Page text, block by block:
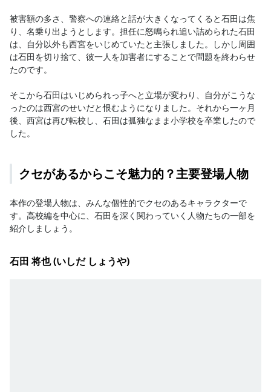
被害額の多さ、警察への連絡と話が大きくなってくると石田は焦
り、名乗り出ようとします。担任に怒鳴られ追い詰められた石田
は、自分以外も西宮をいじめていたと主張しました。しかし周囲
は石田を切り捨て、彼一人を加害者にすることで問題を終わらせ
たのです。
そこから石田はいじめられっ子へと立場が変わり、自分がこうな
ったのは西宮のせいだと恨むようになりました。それから一ヶ月
後、西宮は再び転校し、石田は孤独なまま小学校を卒業したので
した。
クセがあるからこそ魅力的？主要登場人物
本作の登場人物は、みんな個性的でクセのあるキャラクターで
す。高校編を中心に、石田を深く関わっていく人物たちの一部を
紹介しましょう。
石田 将也 (いしだ しょうや)